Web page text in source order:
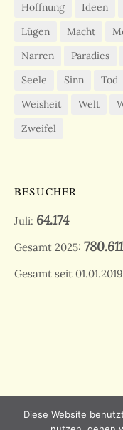
Hoffnung
Ideen
Lügen
Macht
Narren
Paradies
Seele
Sinn Tod
Weisheit
Welt
Zweifel
BESUCHER
Juli: 64.174
Gesamt 2025: 780.611
Gesamt seit
Diese Website